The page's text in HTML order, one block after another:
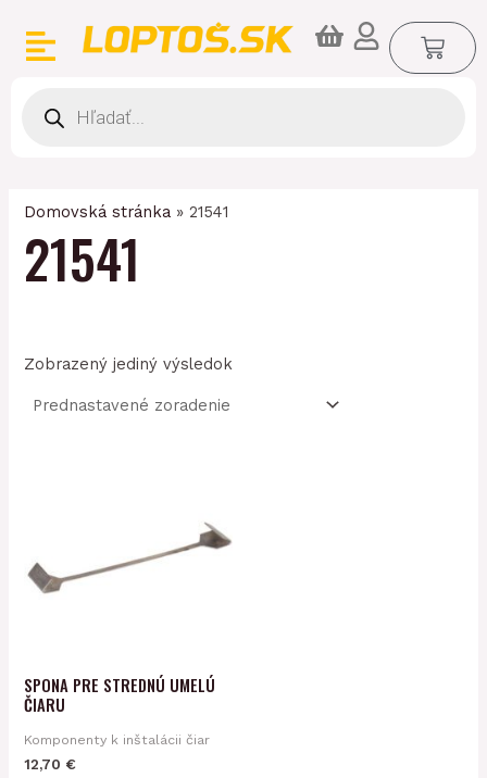
Domovská stránka »21541
21541
Zobrazený jediný výsledok
SPONA PRE STREDNÚ UMELÚ
ČIARU
Komponenty k inštalácii čiar
12,70 €